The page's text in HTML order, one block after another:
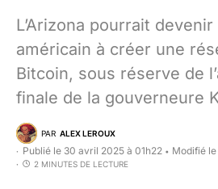
L’Arizona pourrait
américain à créer une
Bitcoin, sous réserve de
finale de la gouverneure
PAR ALEX LEROUX
Publié le 30 avril 2025 à 01h22 • Modifié
2 MINUTES DE LECTURE